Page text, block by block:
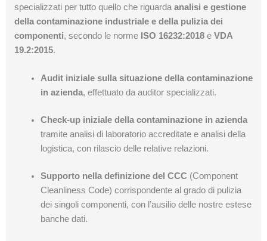
specializzati per tutto quello che riguarda analisi e gestione
della contaminazione industriale e della pulizia dei
componenti, secondo le norme ISO 16232:2018 e VDA
19.2:2015.
Audit iniziale sulla situazione della contaminazione
in azienda, effettuato da auditor specializzati.
Check-up iniziale della contaminazione in azienda
tramite analisi di laboratorio accreditate e analisi della
logistica, con rilascio delle relative relazioni.
Supporto nella definizione del CCC (Component
Cleanliness Code) corrispondente al grado di pulizia
dei singoli componenti, con l’ausilio delle nostre estese
banche dati.